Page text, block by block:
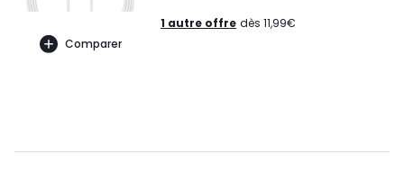
Comparer
1 autre offre dès 11,99€